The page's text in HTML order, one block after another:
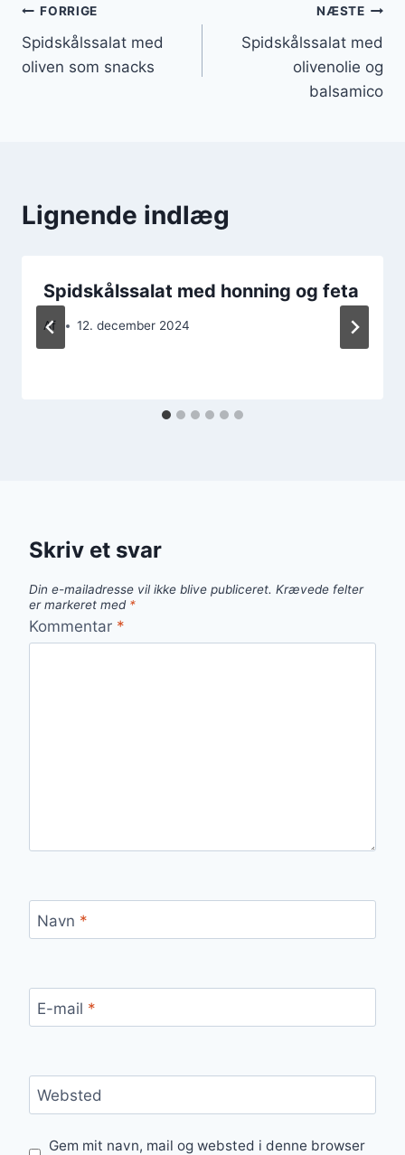
Indlægsnavigation
FORRIGE
Spidskålssalat med
oliven som snacks
NÆSTE
Spidskålssalat med
olivenolie og
balsamico
Lignende indlæg
Spidskålssalat med honning og feta
Af 12. december 2024
Skriv et svar
Din e-mailadresse vil ikke blive publiceret. Krævede felter
er markeret med *
Kommentar *
Navn *
E-mail *
Websted
Gem mit navn, mail og websted i denne browser